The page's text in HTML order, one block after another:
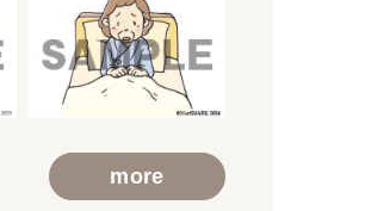
more